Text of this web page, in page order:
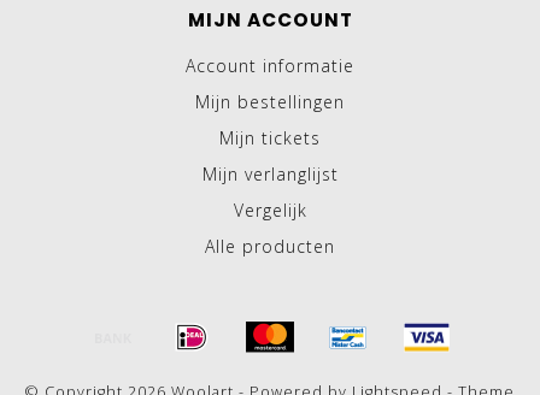
MIJN ACCOUNT
Account informatie
Mijn bestellingen
Mijn tickets
Mijn verlanglijst
Vergelijk
Alle producten